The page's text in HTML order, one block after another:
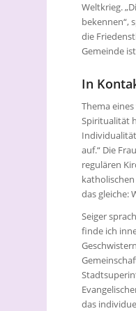
Weltkrieg.
bekennen“,
die
Gemeinde
In
Thema
Spiritualität
auf.“ Die
regulären
das gleiche:
Seiger
finde ich
das